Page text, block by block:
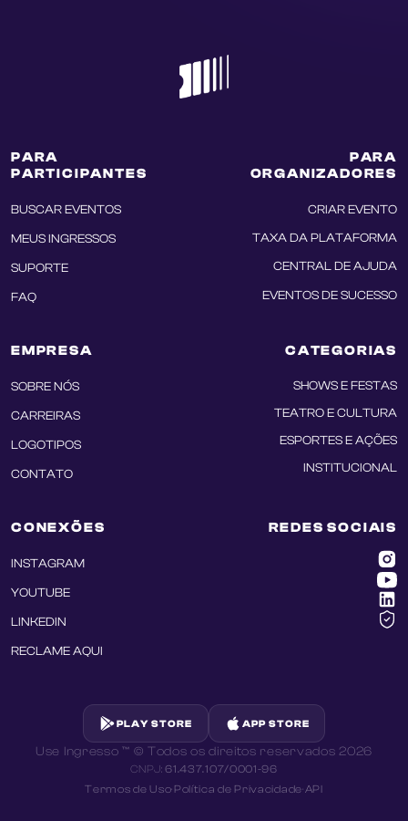
PARA
PARTICIPANTES
BUSCAR EVENTOS
MEUS INGRESSOS
SUPORTE
FAQ
PARA
ORGANIZADORES
CRIAR EVENTO
TAXA DA PLATAFORMA
CENTRAL DE AJUDA
EVENTOS DE SUCESSO
EMPRESA
SOBRE NÓS
CARREIRAS
LOGOTIPOS
CONTATO
CATEGORIAS
SHOWS E FESTAS
TEATRO E CULTURA
ESPORTES E AÇÕES
INSTITUCIONAL
CONEXÕES
INSTAGRAM
YOUTUBE
LINKEDIN
RECLAME AQUI
REDES SOCIAIS
PLAY STORE APP STORE
Use Ingresso ™ © Todos os direitos reservados2026
CNPJ:61.437.107/0001-96
Termos de Uso· Política de Privacidade·API